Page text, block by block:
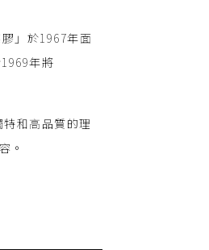
」於1967年面
年將
和高品質的理
。